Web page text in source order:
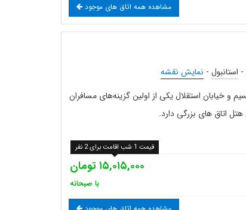
مشاهده همه اتاق های موجود
- استانبول - نمایش نقشه
و خیابان استقلال یکی از اولین گزینه‌های مسافران
اتاق های بزرگی دارد.
۱۵,۰۱۵,۰۰۰ تومان
با صبحانه
قیمت 1 شب اقامت برای 2 نفر